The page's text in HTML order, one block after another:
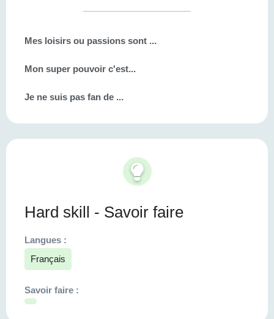
Mes loisirs ou passions sont ...
Mon super pouvoir c'est...
Je ne suis pas fan de ...
Hard skill - Savoir faire
Langues :
Français
Savoir faire :